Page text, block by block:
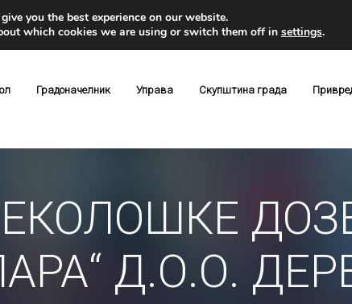
Градоначелник Управа Скупштина града
Д.О.О.
you the best experience on our website.
which cookies we are using or switch them off in settings.